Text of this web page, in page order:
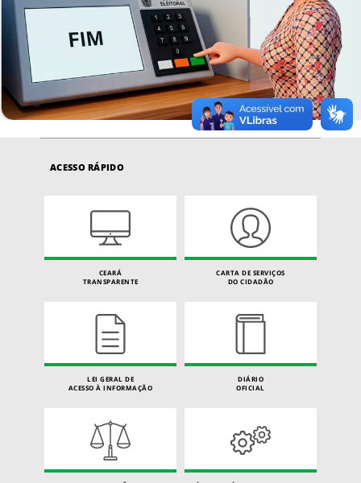
ACESSO RÁPIDO
CEARÁ
TRANSPARENTE
CARTA DE SERVIÇOS
DO CIDADÃO
LEI GERAL DE
ACESSO À INFORMAÇÃO
DIÁRIO
OFICIAL